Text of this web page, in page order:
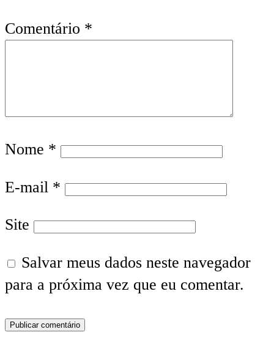
Comentário *
Nome *
E-mail *
Site
Salvar meus dados neste navegador
para a próxima vez que eu comentar.